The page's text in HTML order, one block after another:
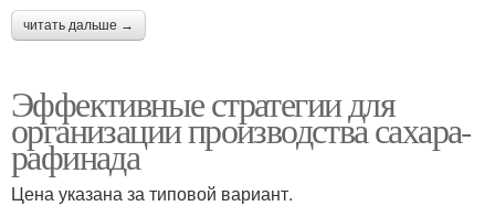
читать дальше →
Эффективные стратегии для
организации производства сахара-
рафинада
Цена указана за типовой вариант.